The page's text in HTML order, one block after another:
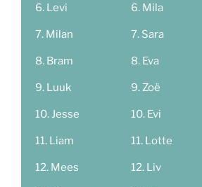
Levi
Milan
Bram
Luuk
Jesse
Liam
Mees
Mila
Sara
Eva
Zoë
Evi
Lotte
Liv